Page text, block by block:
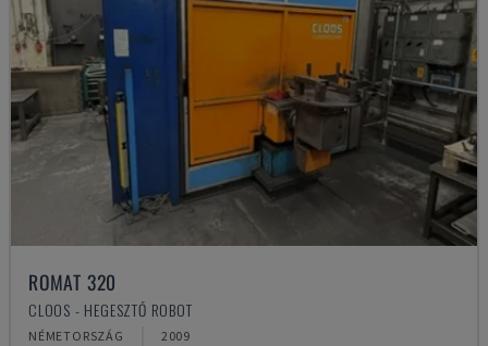
ROMAT 320
CLOOS - HEGESZTŐ ROBOT
NÉMETORSZÁG 2009